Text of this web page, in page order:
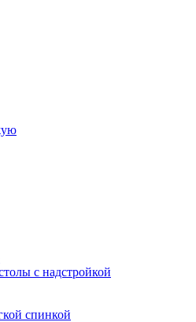
с надстройкой
спинкой